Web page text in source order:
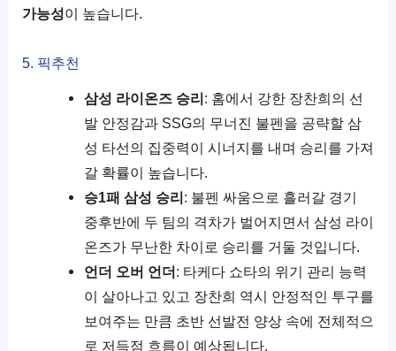
가능성이 높습니다.
5. 픽추천
삼성 라이온즈 승리: 홈에서 강한 장찬희의 선
발 안정감과 SSG의 무너진 불펜을 공략할 삼
성 타선의 집중력이 시너지를 내며 승리를 가져
갈 확률이 높습니다.
승1패 삼성 승리: 불펜 싸움으로 흘러갈 경기
중후반에 두 팀의 격차가 벌어지면서 삼성 라이
온즈가 무난한 차이로 승리를 거둘 것입니다.
언더 오버 언더: 타케다 쇼타의 위기 관리 능력
이 살아나고 있고 장찬희 역시 안정적인 투구를
보여주는 만큼 초반 선발전 양상 속에 전체적으
로 저득점 흐름이 예상됩니다.